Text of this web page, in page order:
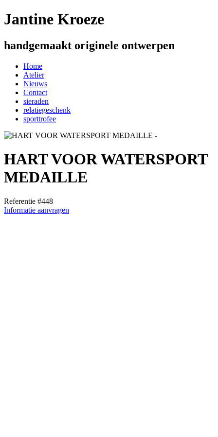
Jantine Kroeze
handgemaakt originele ontwerpen
Home
Atelier
Nieuws
Contact
sieraden
relatiegeschenk
sporttrofee
HART VOOR WATERSPORT
MEDAILLE
Referentie #448
Informatie aanvragen